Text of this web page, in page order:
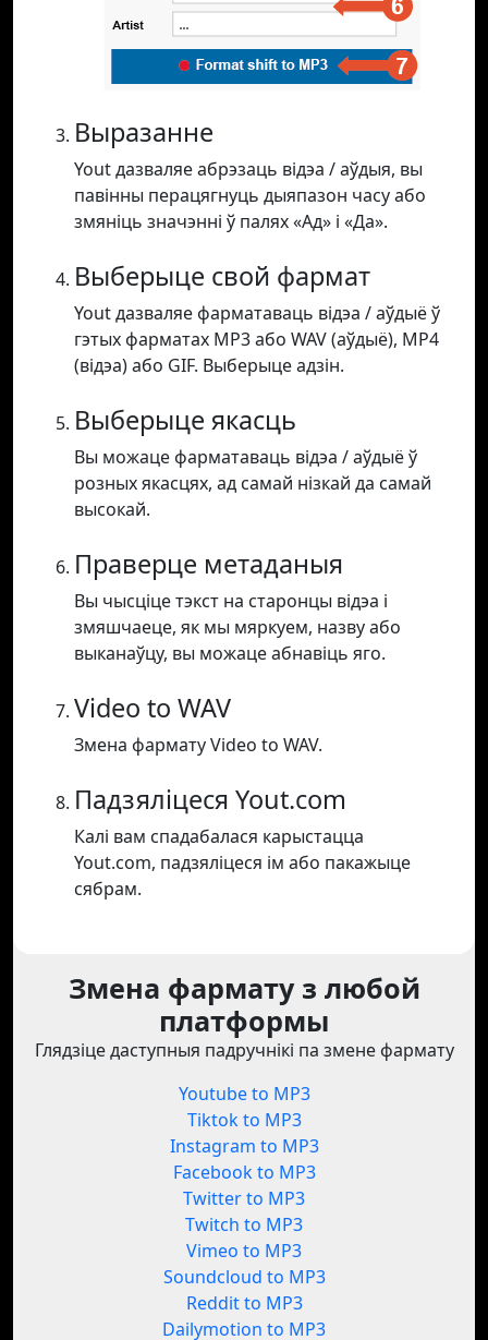
Выразанне
Yout дазваляе абрэзаць відэа / аўдыя, вы
павінны перацягнуць дыяпазон часу або
змяніць значэнні ў палях «Ад» і «Да».
Выберыце свой фармат
Yout дазваляе фарматаваць відэа / аўдыё ў
гэтых фарматах MP3 або WAV (аўдыё), MP4
(відэа) або GIF. Выберыце адзін.
Выберыце якасць
Вы можаце фарматаваць відэа / аўдыё ў
розных якасцях, ад самай нізкай да самай
высокай.
Праверце метаданыя
Вы чысціце тэкст на старонцы відэа і
змяшчаеце, як мы мяркуем, назву або
выканаўцу, вы можаце абнавіць яго.
Video to WAV
Змена фармату Video to WAV.
Падзяліцеся Yout.com
Калі вам спадабалася карыстацца
Yout.com, падзяліцеся ім або пакажыце
сябрам.
Змена фармату з любой
платформы
Глядзіце даступныя падручнікі па змене фармату
Youtube to MP3
Tiktok to MP3
Instagram to MP3
Facebook to MP3
Twitter to MP3
Twitch to MP3
Vimeo to MP3
Soundcloud to MP3
Reddit to MP3
Dailymotion to MP3